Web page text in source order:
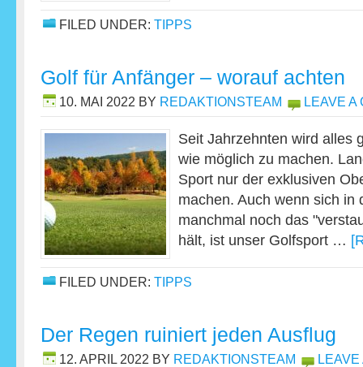
FILED UNDER: TIPPS
Golf für Anfänger – worauf achten
10. MAI 2022 BY REDAKTIONSTEAM LEAVE A
Seit Jahrzehnten wird alles
wie möglich zu machen.
Sport nur der exklusiven
machen. Auch wenn sich in
manchmal noch das
hält, ist unser Golfsport …
FILED UNDER: TIPPS
Der Regen ruiniert jeden Ausflug
12. APRIL 2022 BY REDAKTIONSTEAM LEAVE